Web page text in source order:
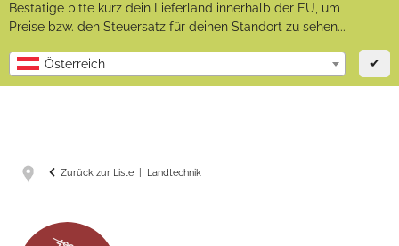
Bestätige bitte kurz dein Lieferland innerhalb der EU, um
Preise bzw. den Steuersatz für deinen Standort zu sehen...
Österreich ✔
Zurück zur Liste Landtechnik